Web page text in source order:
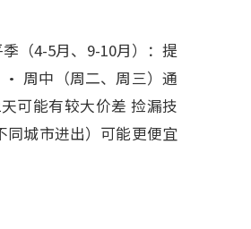
（4-5月、9-10月）：提
周中（周二、周三）通
可能有较大价差 捡漏技
城市进出）可能更便宜